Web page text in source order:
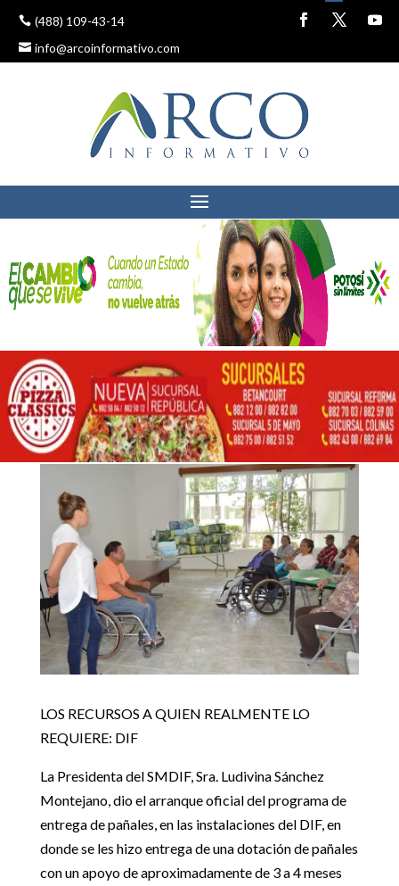
(488) 109-43-14
info@arcoinformativo.com
Inicio 5
ARRANCA DIF PROGRAMA DE ENTREGA DE PAÑALES
ARRANCA DIF
PROGRAMA DE
ENTREGA DE PAÑALES
Noticias locales
5 julio, 2019
LOS RECURSOS A QUIEN REALMENTE LO
REQUIERE: DIF
La Presidenta del SMDIF, Sra. Ludivina Sánchez
Montejano, dio el arranque oficial del programa de
entrega de pañales, en las instalaciones del DIF, en
donde se les hizo entrega de una dotación de pañales
con un apoyo de aproximadamente de 3 a 4 meses